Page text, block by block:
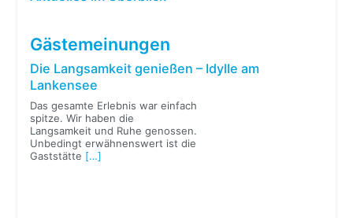
Gästemeinungen
Die Langsamkeit genießen – Idylle am
Lankensee
Das gesamte Erlebnis war einfach
spitze. Wir haben die
Langsamkeit und Ruhe genossen.
Unbedingt erwähnenswert ist die
Gaststätte […]